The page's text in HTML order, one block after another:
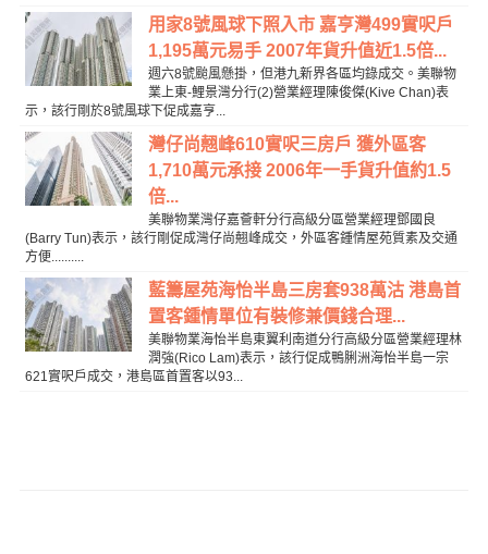
用家8號風球下照入市 嘉亨灣499實呎戶
1,195萬元易手 2007年貨升值近1.5倍...
週六8號颱風懸掛，但港九新界各區均錄成交。美聯物
業上東-鯉景灣分行(2)營業經理陳俊傑(Kive Chan)表
示，該行剛於8號風球下促成嘉亨...
灣仔尚翹峰610實呎三房戶 獲外區客
1,710萬元承接 2006年一手貨升值約1.5
倍...
美聯物業灣仔嘉薈軒分行高級分區營業經理鄧國良
(Barry Tun)表示，該行剛促成灣仔尚翹峰成交，外區客鍾情屋苑質素及交通
方便..........
藍籌屋苑海怡半島三房套938萬沽 港島首
置客鍾情單位有裝修兼價錢合理...
美聯物業海怡半島東翼利南道分行高級分區營業經理林
潤強(Rico Lam)表示，該行促成鴨脷洲海怡半島一宗
621實呎戶成交，港島區首置客以93...